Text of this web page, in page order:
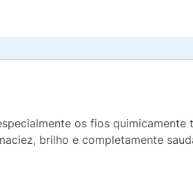
os fios
brilho e completamente